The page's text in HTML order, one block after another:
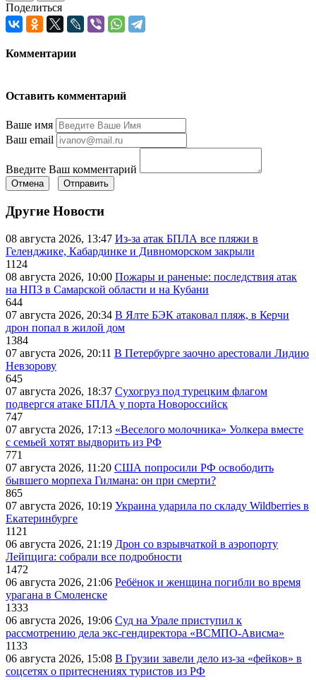
Поделиться
Комментарии
Оставить комментарий
Ваше имя
Ваш email
Введите Ваш комментарий
Отмена Отправить
Другие Новости
08 августа 2026, 13:47 Из-за атак БПЛА все пляжи в
Геленджике, Кабардинке и Дивноморском закрыли
1124
08 августа 2026, 10:00 Пожары и раненые: последствия атак
на НПЗ в Самарской области и на Кубани
644
07 августа 2026, 20:34 В Ялте БЭК атаковал пляж, в Керчи
дрон попал в жилой дом
1384
07 августа 2026, 20:11 В Петербурге заочно арестовали Лидию
Невзорову
645
07 августа 2026, 18:37 Сухогруз под турецким флагом
подвергся атаке БПЛА у порта Новороссийск
747
07 августа 2026, 17:13 «Веселого молочника» Уолкера вместе
с семьей хотят выдворить из РФ
771
07 августа 2026, 11:20 США попросили РФ освободить
бывшего морпеха Гилмана: он при смерти?
865
07 августа 2026, 10:19 Украина ударила по складу Wildberries в
Екатеринбурге
1121
06 августа 2026, 21:19 Дрон со взрывчаткой в аэропорту
Лейпцига: собрали все подробности
1472
06 августа 2026, 21:06 Ребёнок и женщина погибли во время
урагана в Смоленске
1333
06 августа 2026, 19:06 Суд на Урале приступил к
рассмотрению дела экс-гендиректора «ВСМПО-Ависма»
1133
06 августа 2026, 15:08 В Грузии завели дело из-за «фейков» в
соцсетях о притеснениях туристов из РФ